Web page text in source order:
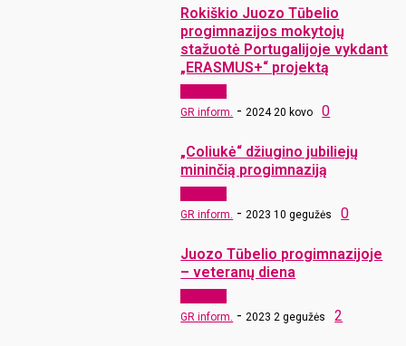
Rokiškio Juozo Tūbelio
progimnazijos mokytojų
stažuotė Portugalijoje vykdant
„ERASMUS+“ projektą
GR inform. - 2024 20 kovo 0
„Coliukė“ džiugino jubiliejų
mininčią progimnaziją
GR inform. - 2023 10 gegužės 0
Juozo Tūbelio progimnazijoje
– veteranų diena
GR inform. - 2023 2 gegužės 2